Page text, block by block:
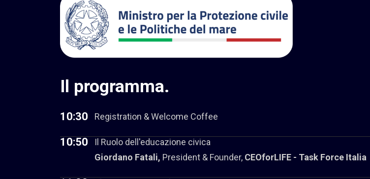
Il programma.
10:30 Registration & Welcome Coffee
10:50
Il Ruolo dell'educazione civica
Giordano Fatali, President & Founder, CEOforLIFE - Task Force Italia